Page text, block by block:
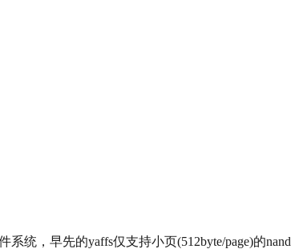
统，早先的yaffs仅支持小页(512byte/page)的nand